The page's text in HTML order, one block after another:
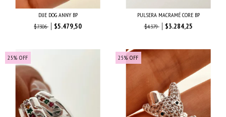
DIJE DOG ANNY BP
$7.306
$5.479,50
PULSERA MACRAMÉ CORE BP
$4.379
$3.284,25
25% OFF 25% OFF